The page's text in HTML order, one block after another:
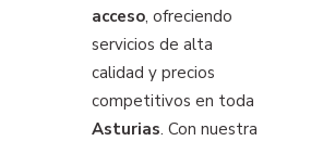
acceso, ofreciendo
servicios de alta
calidad y precios
competitivos en toda
Asturias. Con nuestra